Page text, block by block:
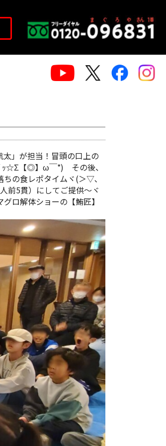
」が担当！冒頭の口上の
ｯ☆Σ【◎】ω￣*) その後、
ちの食レポタイムヾ(＞▽､
前5貫）にしてご提供～ヾ
解体ショーの【鮪匠】